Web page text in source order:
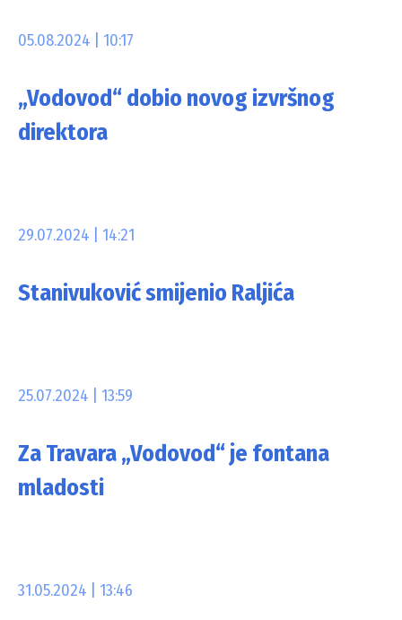
05.08.2024 | 10:17
„Vodovod“ dobio novog izvršnog
direktora
29.07.2024 | 14:21
Stanivuković smijenio Raljića
25.07.2024 | 13:59
Za Travara „Vodovod“ je fontana
mladosti
31.05.2024 | 13:46